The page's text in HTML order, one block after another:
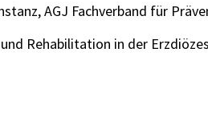
AGJ Fachverband für
Rehabilitation in der